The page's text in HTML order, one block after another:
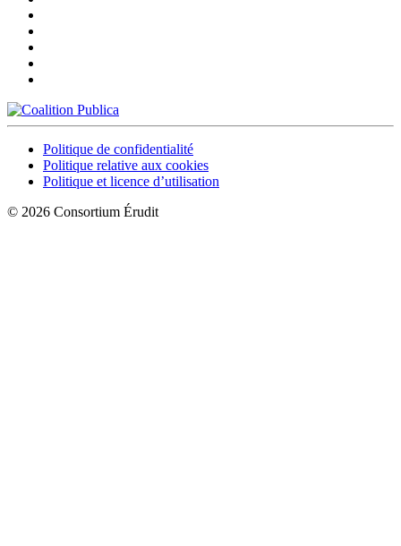
Politique de confidentialité
Politique relative aux cookies
Politique et licence d’utilisation
© 2026 Consortium Érudit